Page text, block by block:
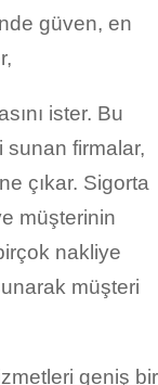
güven, en
ister. Bu
sunan firmalar,
çıkar. Sigorta
müşterinin
nakliye
müşteri
geniş bir